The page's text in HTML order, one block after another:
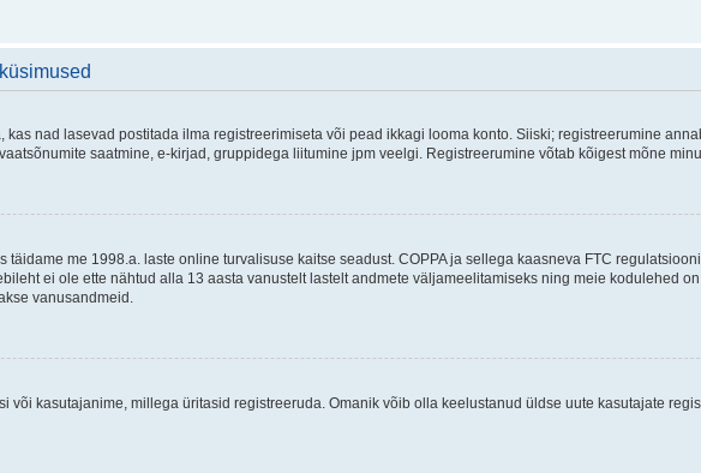
nad lasevad postitada ilma registreerimiseta või pead ikkagi looma konto. Siiski; registreerumine
saatmine, e-kirjad, gruppidega liitumine jpm veelgi. Registreerumine võtab kõigest mõne
me 1998.a. laste online turvalisuse kaitse seadust. COPPA ja sellega kaasneva FTC
ei ole ette nähtud alla 13 aasta vanustelt lastelt andmete väljameelitamiseks ning meie kodulehed
vanusandmeid.
või kasutajanime, millega üritasid registreeruda. Omanik võib olla keelustanud üldse uute kasutajate